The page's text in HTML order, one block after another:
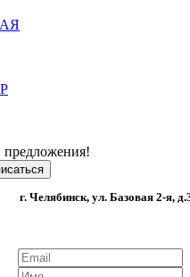
г. Челябинск, ул. Базовая 2-я,